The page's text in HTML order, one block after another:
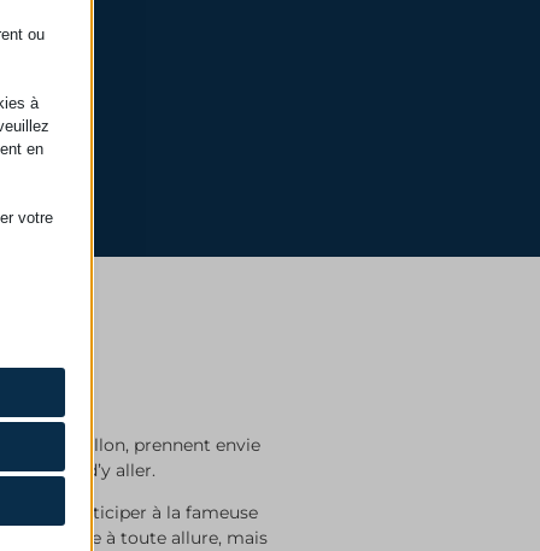
du Réveillon, prennent envie
temps d’y aller.
de participer à la fameuse
transporte à toute allure, mais
ou
à
en
votre